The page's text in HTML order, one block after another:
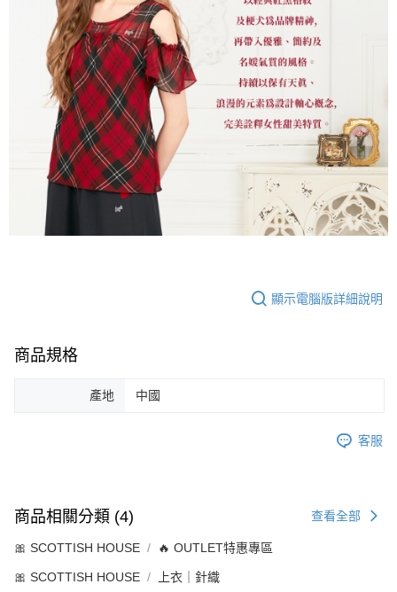
顯示電腦版詳細說明
商品規格
產地 中國
客服
商品相關分類 (4) 查看全部
🎀 SCOTTISH HOUSE 🔥 OUTLET特惠專區
🎀 SCOTTISH HOUSE 上衣｜針織